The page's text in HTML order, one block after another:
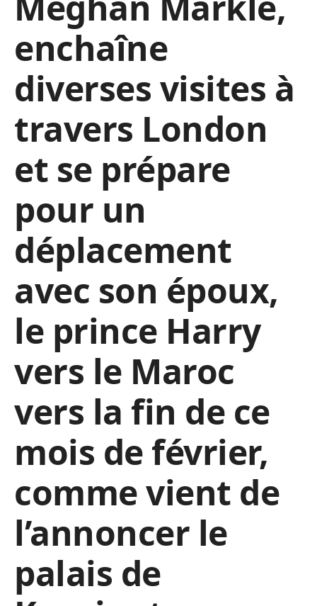
enchaîne
diverses visites à
travers London
et se prépare
pour un
déplacement
avec son époux,
le prince Harry
vers le Maroc
vers la fin de ce
mois de février,
comme vient de
l’annoncer le
palais de